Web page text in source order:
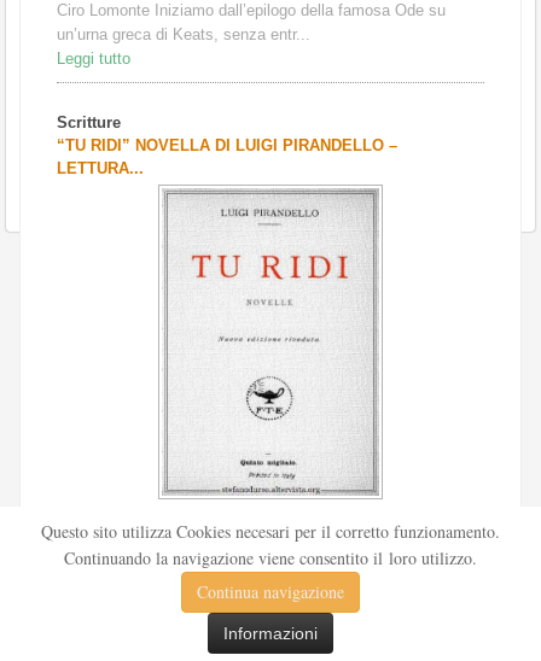
Ciro Lomonte Iniziamo dall’epilogo della famosa Ode su
un’urna greca di Keats, senza entr...
Leggi tutto
Scritture
“TU RIDI” NOVELLA DI LUIGI PIRANDELLO –
LETTURA...
Pubblicata nel 1912 sul «Corriere della sera», la novella Tu
ridi fu successivamente inserita nella ...
Questo sito utilizza Cookies necesari per il corretto funzionamento.
Continuando la navigazione viene consentito il loro utilizzo.
Continua navigazione
Informazioni